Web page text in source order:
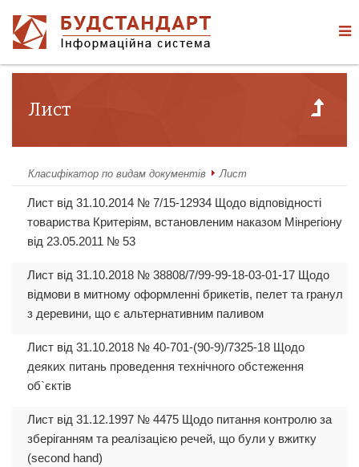
Лист
Класифікатор по видам документів Лист
Лист від 31.10.2014 № 7/15-12934 Щодо відповідності
товариства Критеріям, встановленим наказом Мінрегіону
від 23.05.2011 № 53
Лист від 31.10.2018 № 38808/7/99-99-18-03-01-17 Щодо
відмови в митному оформленні брикетів, пелет та гранул
з деревини, що є альтернативним паливом
Лист від 31.10.2018 № 40-701-(90-9)/7325-18 Щодо
деяких питань проведення технічного обстеження
об`єктів
Лист від 31.12.1997 № 4475 Щодо питання контролю за
зберіганням та реалізацією речей, що були у вжитку
(second hand)